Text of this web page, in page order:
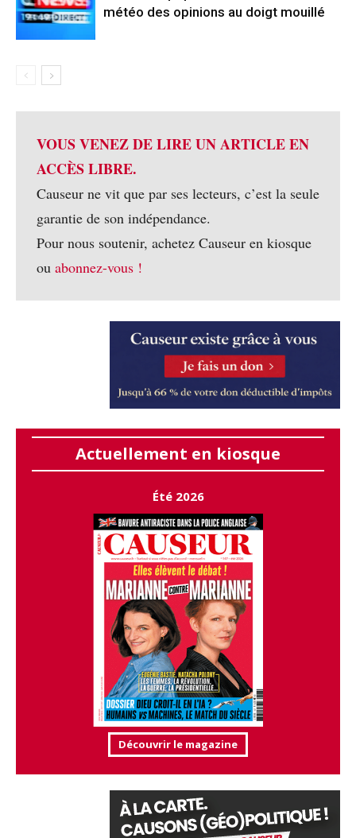
météo des opinions au doigt mouillé
VOUS VENEZ DE LIRE UN ARTICLE EN
ACCÈS LIBRE.
Causeur ne vit que par ses lecteurs, c’est la seule
garantie de son indépendance.
Pour nous soutenir, achetez Causeur en kiosque
ou abonnez-vous !
Actuellement en kiosque
Été 2026
Découvrir le magazine